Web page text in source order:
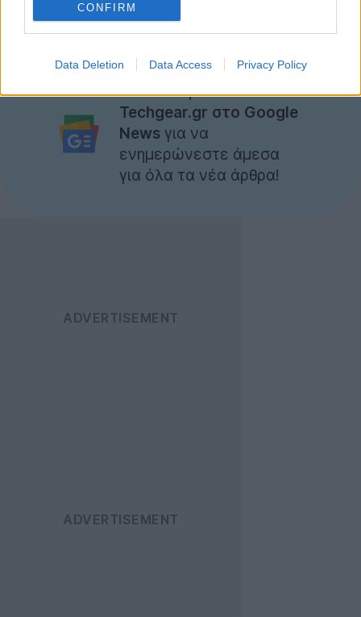
CONFIRM
Data Deletion Data Access Privacy Policy
Ακολουθήστε το
Techgear.gr στο Google
News για να
ενημερώνεστε άμεσα
για όλα τα νέα άρθρα!